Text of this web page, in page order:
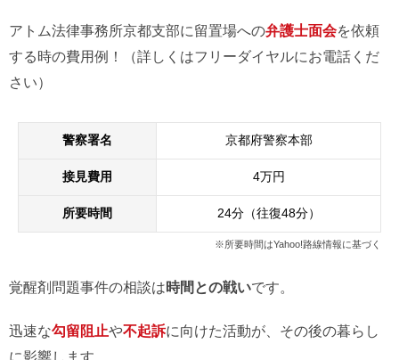
アトム法律事務所京都支部に留置場への弁護士面会を依頼
する時の費用例！（詳しくはフリーダイヤルにお電話くだ
さい）
警察署名 京都府警察本部
接見費用 4万円
所要時間 24分（往復48分）
※所要時間はYahoo!路線情報に基づく
覚醒剤問題事件の相談は時間との戦いです。
迅速な勾留阻止や不起訴に向けた活動が、その後の暮らし
に影響します。